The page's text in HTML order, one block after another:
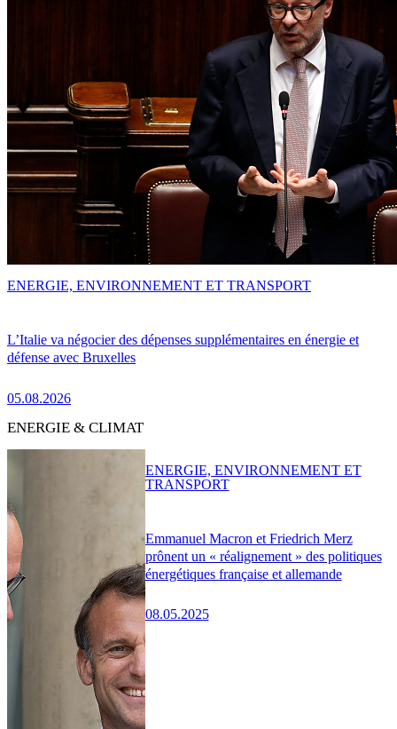
L’Italie va négocier des dépenses supplémentaires en énergie et
défense avec Bruxelles
05.08.2026
ENERGIE, ENVIRONNEMENT ET TRANSPORT
ENERGIE & CLIMAT
Emmanuel Macron et Friedrich Merz
prônent un « réalignement » des politiques
énergétiques française et allemande
08.05.2025
ENERGIE, ENVIRONNEMENT ET
TRANSPORT